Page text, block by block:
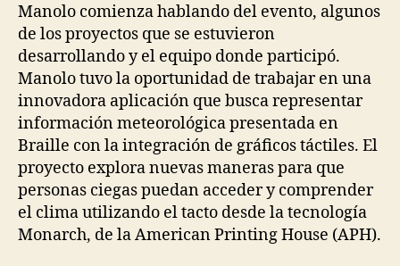
Manolo comienza hablando del evento, algunos
de los proyectos que se estuvieron
desarrollando y el equipo donde participó.
Manolo tuvo la oportunidad de trabajar en una
innovadora aplicación que busca representar
información meteorológica presentada en
Braille con la integración de gráficos táctiles. El
proyecto explora nuevas maneras para que
personas ciegas puedan acceder y comprender
el clima utilizando el tacto desde la tecnología
Monarch, de la American Printing House (APH).